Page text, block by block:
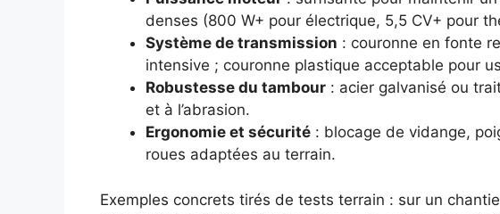
denses (800 W+ pour électrique, 5,5 CV+ pour
Système de transmission : couronne en fonte
intensive ; couronne plastique acceptable pour
Robustesse du tambour : acier galvanisé ou
et à l’abrasion.
Ergonomie et sécurité : blocage de vidange,
roues adaptées au terrain.
Exemples concrets tirés de tests terrain : sur un